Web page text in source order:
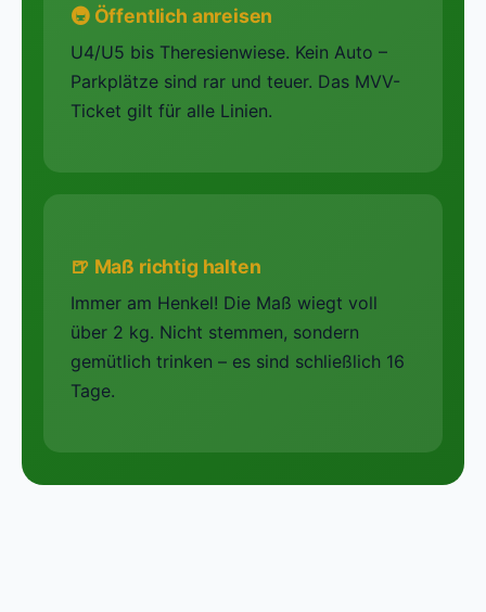
🚇 Öffentlich anreisen
U4/U5 bis Theresienwiese. Kein Auto –
Parkplätze sind rar und teuer. Das MVV-
Ticket gilt für alle Linien.
🍺 Maß richtig halten
Immer am Henkel! Die Maß wiegt voll
über 2 kg. Nicht stemmen, sondern
gemütlich trinken – es sind schließlich 16
Tage.